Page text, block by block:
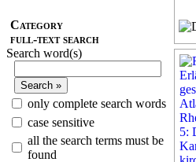
Category
full-text search
Search word(s)
only complete search words
case sensitive
all the search terms must be
found